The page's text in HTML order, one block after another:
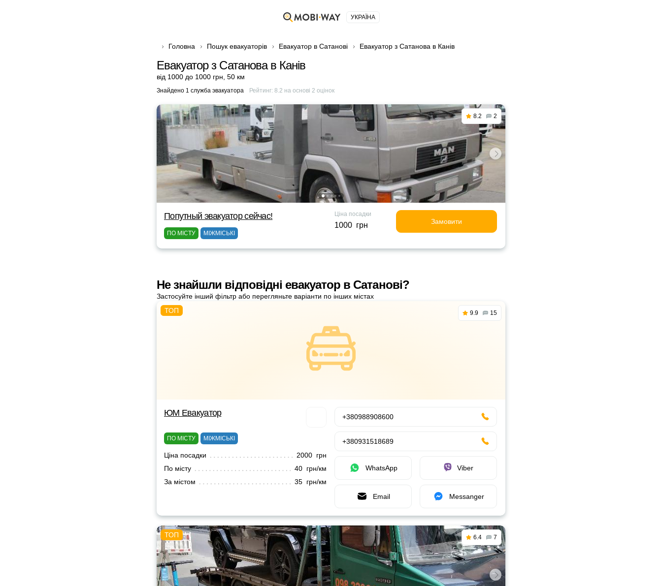
УКРАЇНА
Головна Пошук евакуаторів Евакуатор в Сатанові Евакуатор з Сатанова в Канів
Евакуатор з Сатанова в Канів
від 1000 до 1000 грн 50 км
Знайдено 1 служба эвакуатора Рейтинг: 8.2 на основі 2 оцінок
8.2 2
Попутный эвакуатор сейчас!
ПО МІСТУ МІЖМІСЬКІ
Ціна посадки
1000 грн Замовити
Не знайшли відповідні евакуатор в Сатанові?
Застосуйте інший фільтр або перегляньте варіанти по інших містах
9.9 15
ЮМ Евакуатор
ПО МІСТУ МІЖМІСЬКІ
Ціна посадки
2000 грн
По місту
40 грн/км
За містом
35 грн/км
+380988908600
+380931518689
WhatsApp Viber
Email Messanger
6.4 7